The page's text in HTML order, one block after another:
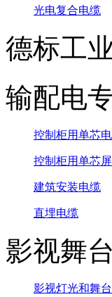
光电复合电缆
德标工
输配电
控制柜用单芯
控制柜用单芯
建筑安装电缆
直埋电缆
影视舞
影视灯光和舞